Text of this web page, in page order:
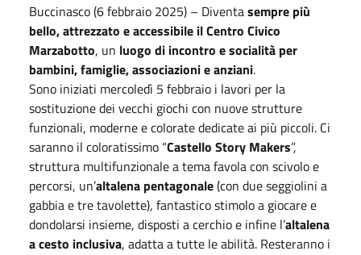
Buccinasco (6 febbraio 2025) – Diventasempre più
bello, attrezzato e accessibile il Centro Civico
Marzabotto, un luogo di incontro e socialità per
bambini, famiglie, associazioni e anziani.
Sono iniziati mercoledì 5 febbraio i lavori per la
sostituzione dei vecchi giochi con nuove strutture
funzionali, moderne e colorate dedicate ai più piccoli. Ci
saranno il coloratissimo “Castello Story Makers”,
struttura multifunzionale a tema favola con scivolo e
percorsi, un’altalena pentagonale(con due seggiolini a
gabbia e tre tavolette), fantastico stimolo a giocare e
dondolarsi insieme, disposti a cerchio e infine l’altalena
a cesto inclusiva, adatta a tutte le abilità. Resteranno i